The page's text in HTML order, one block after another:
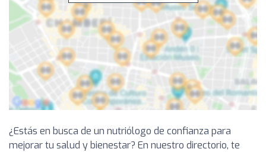
¿Estás en busca de un nutriólogo de confianza para
mejorar tu salud y bienestar? En nuestro directorio, te